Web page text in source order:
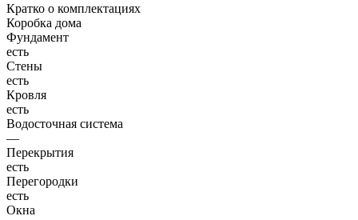
Кратко о комплектациях
Коробка дома
Фундамент
есть
Стены
есть
Кровля
есть
Водосточная система
—
Перекрытия
есть
Перегородки
есть
Окна